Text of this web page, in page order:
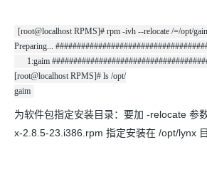
[root@localhost RPMS]# rpm -ivh --relocate /=/opt/
Preparing...
1:gaim
[root@localhost RPMS]# ls /opt/
gaim
为软件包指定安装目录：要加 -relocate 参
x-2.8.5-23.i386.rpm 指定安装在 /opt/lynx 目